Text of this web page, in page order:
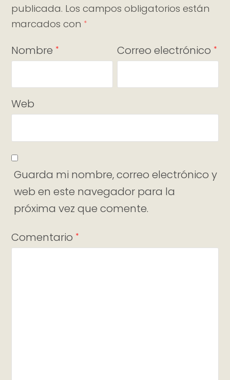
publicada. Los campos obligatorios están
marcados con *
Nombre * Correo electrónico *
Web
Guarda mi nombre, correo electrónico y
web en este navegador para la
próxima vez que comente.
Comentario *